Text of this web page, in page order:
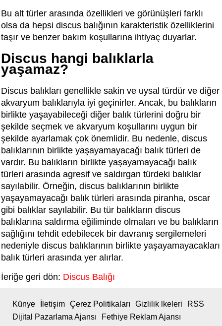
Bu alt türler arasında özellikleri ve görünüşleri farklı
olsa da hepsi discus balığının karakteristik özelliklerini
taşır ve benzer bakım koşullarına ihtiyaç duyarlar.
Discus hangi balıklarla
yaşamaz?
Discus balıkları genellikle sakin ve uysal türdür ve diğer
akvaryum balıklarıyla iyi geçinirler. Ancak, bu balıkların
birlikte yaşayabileceği diğer balık türlerini doğru bir
şekilde seçmek ve akvaryum koşullarını uygun bir
şekilde ayarlamak çok önemlidir. Bu nedenle, discus
balıklarının birlikte yaşayamayacağı balık türleri de
vardır. Bu balıkların birlikte yaşayamayacağı balık
türleri arasında agresif ve saldırgan türdeki balıklar
sayılabilir. Örneğin, discus balıklarının birlikte
yaşayamayacağı balık türleri arasında piranha, oscar
gibi balıklar sayılabilir. Bu tür balıkların discus
balıklarına saldırma eğiliminde olmaları ve bu balıkların
sağlığını tehdit edebilecek bir davranış sergilemeleri
nedeniyle discus balıklarının birlikte yaşayamayacakları
balık türleri arasında yer alırlar.
İeriğe geri dön: Discus Balığı
Künye İletişim Çerez Politikaları Gizlilik lkeleri
RSS
Dijital Pazarlama Ajansı
Fethiye Reklam Ajansı